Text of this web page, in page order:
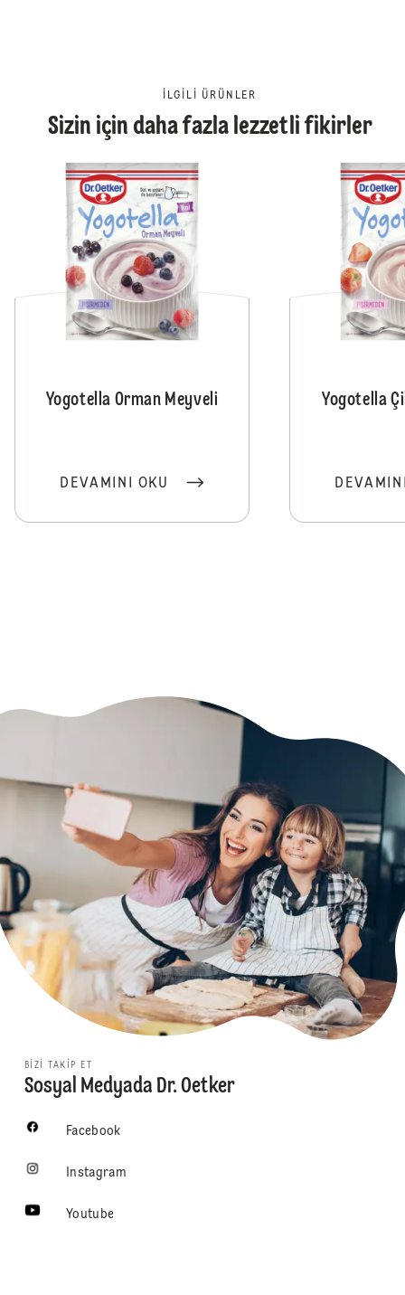
İLGILI ÜRÜNLER
Sizin için daha fazla lezzetli fikirler
Yogotella Orman Meyveli
DEVAMINI OKU
Yogotella
BIZI TAKIP ET
Sosyal Medyada Dr. Oetker
Facebook
Instagram
Youtube